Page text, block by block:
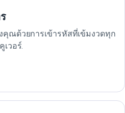
ณด้วยการเข้ารหัสที่เข้มงวดทุก
วอร์.